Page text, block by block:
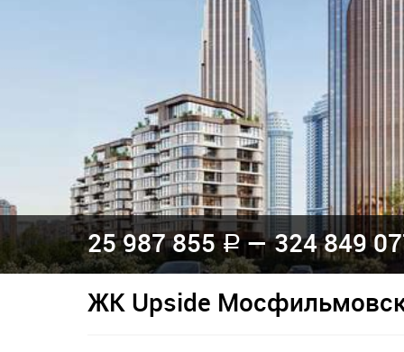
25 987 855 a— 324 849
ЖК Upside